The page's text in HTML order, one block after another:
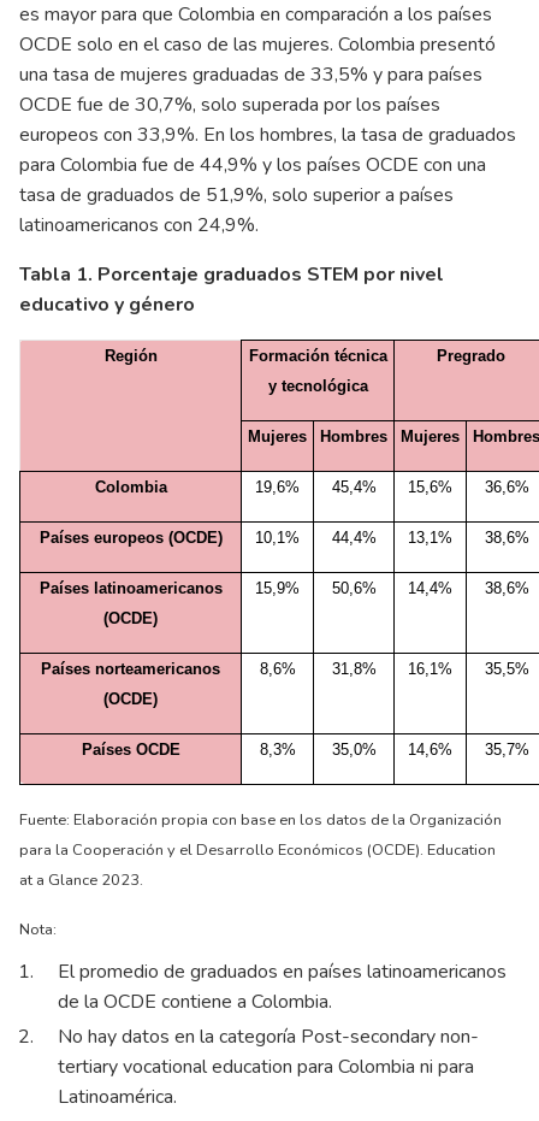
es mayor para que Colombia en comparación a los países
OCDE solo en el caso de las mujeres. Colombia presentó
una tasa de mujeres graduadas de 33,5% y para países
OCDE fue de 30,7%, solo superada por los países
europeos con 33,9%. En los hombres, la tasa de graduados
para Colombia fue de 44,9% y los países OCDE con una
tasa de graduados de 51,9%, solo superior a países
latinoamericanos con 24,9%.
Tabla 1. Porcentaje graduados STEM por nivel
educativo y género
Región
Formación técnica
y tecnológica
Pregrado
Mujeres Hombres Mujeres Hombres
Colombia 19,6% 45,4% 15,6% 36,6%
Países europeos (OCDE) 10,1% 44,4% 13,1% 38,6%
Países latinoamericanos
(OCDE)
15,9% 50,6% 14,4% 38,6%
Países norteamericanos
(OCDE)
8,6% 31,8% 16,1% 35,5%
Países OCDE 8,3% 35,0% 14,6% 35,7%
Fuente: Elaboración propia con base en los datos de la Organización
para la Cooperación y el Desarrollo Económicos (OCDE). Education
at a Glance 2023.
Nota:
El promedio de graduados en países latinoamericanos
de la OCDE contiene a Colombia.
No hay datos en la categoría Post-secondary non-
tertiary vocational education para Colombia ni para
Latinoamérica.